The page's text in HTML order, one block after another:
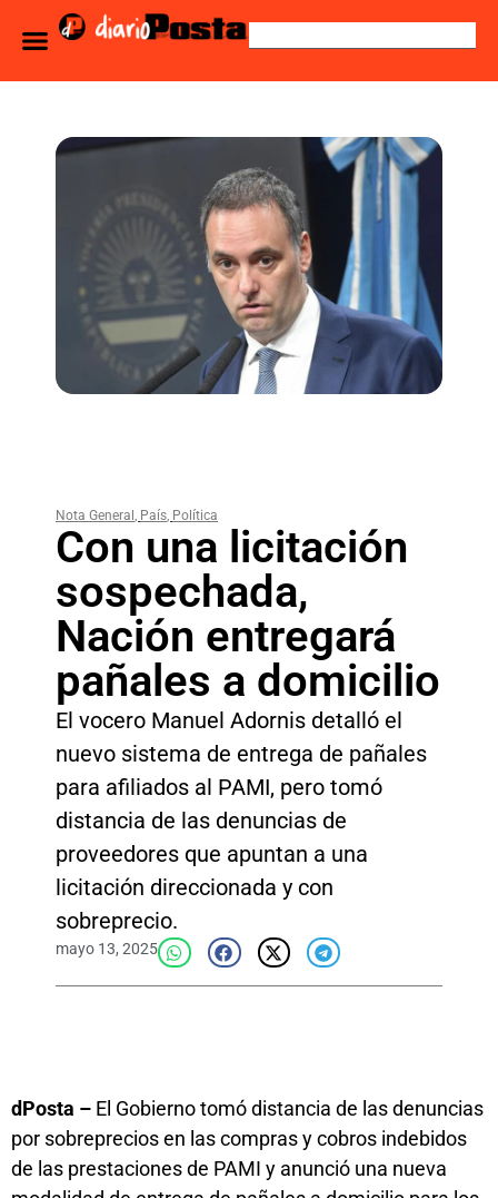
Nota General , País, Política
Con una licitación
sospechada,
Nación entregará
pañales a domicilio
El vocero Manuel Adornis detalló el
nuevo sistema de entrega de pañales
para afiliados al PAMI, pero tomó
distancia de las denuncias de
proveedores que apuntan a una
licitación direccionada y con
sobreprecio.
mayo 13, 2025
dPosta – El Gobierno tomó distancia de las denuncias
por sobreprecios en las compras y cobros indebidos
de las prestaciones de PAMI y anunció una nueva